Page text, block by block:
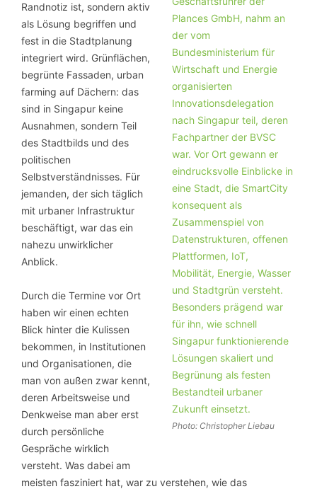
Photo: Christopher Liebau
Randnotiz ist, sondern aktiv
als Lösung begriffen und
fest in die Stadtplanung
integriert wird. Grünflächen,
begrünte Fassaden, urban
farming auf Dächern: das
sind in Singapur keine
Ausnahmen, sondern Teil
des Stadtbilds und des
politischen
Selbstverständnisses. Für
jemanden, der sich täglich
mit urbaner Infrastruktur
beschäftigt, war das ein
nahezu unwirklicher
Anblick.
Durch die Termine vor Ort
haben wir einen echten
Blick hinter die Kulissen
bekommen, in Institutionen
und Organisationen, die
man von außen zwar kennt,
deren Arbeitsweise und
Denkweise man aber erst
durch persönliche
Gespräche wirklich
versteht. Was dabei am
meisten fasziniert hat, war zu verstehen, wie das